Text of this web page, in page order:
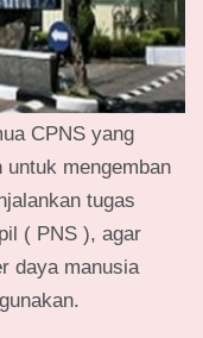
CPNS yang
mengemban
tugas
( PNS ), agar
daya manusia